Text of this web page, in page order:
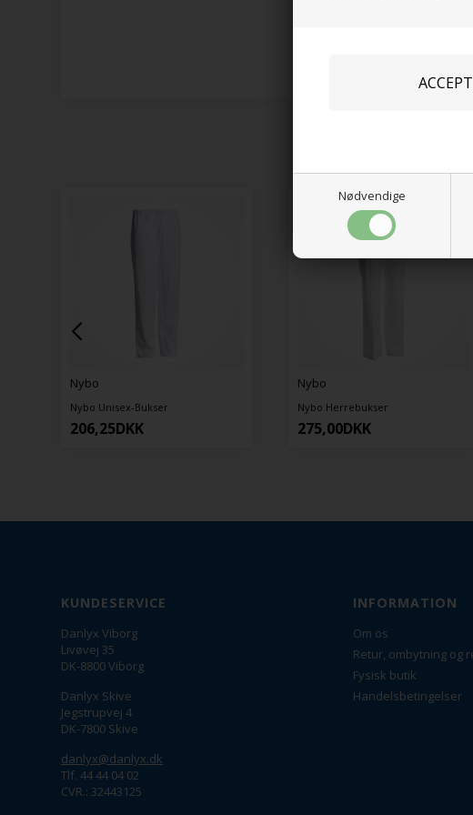
Nødvendige
Nybo Herrebukser
275,00
Nybo
Nybo Unisex-Busseronne
KUNDESERVICE
Danlyx Viborg
Livøvej 35
DK-8800 Viborg
Danlyx Skive
Jegstrupvej 4
DK-7800 Skive
danlyx@danlyx.dk
Tlf. 44 44 04 02
CVR.: 32443125
INFORMATION
Om os
Retur, ombytning og
Fysisk butik
Handelsbetingelser